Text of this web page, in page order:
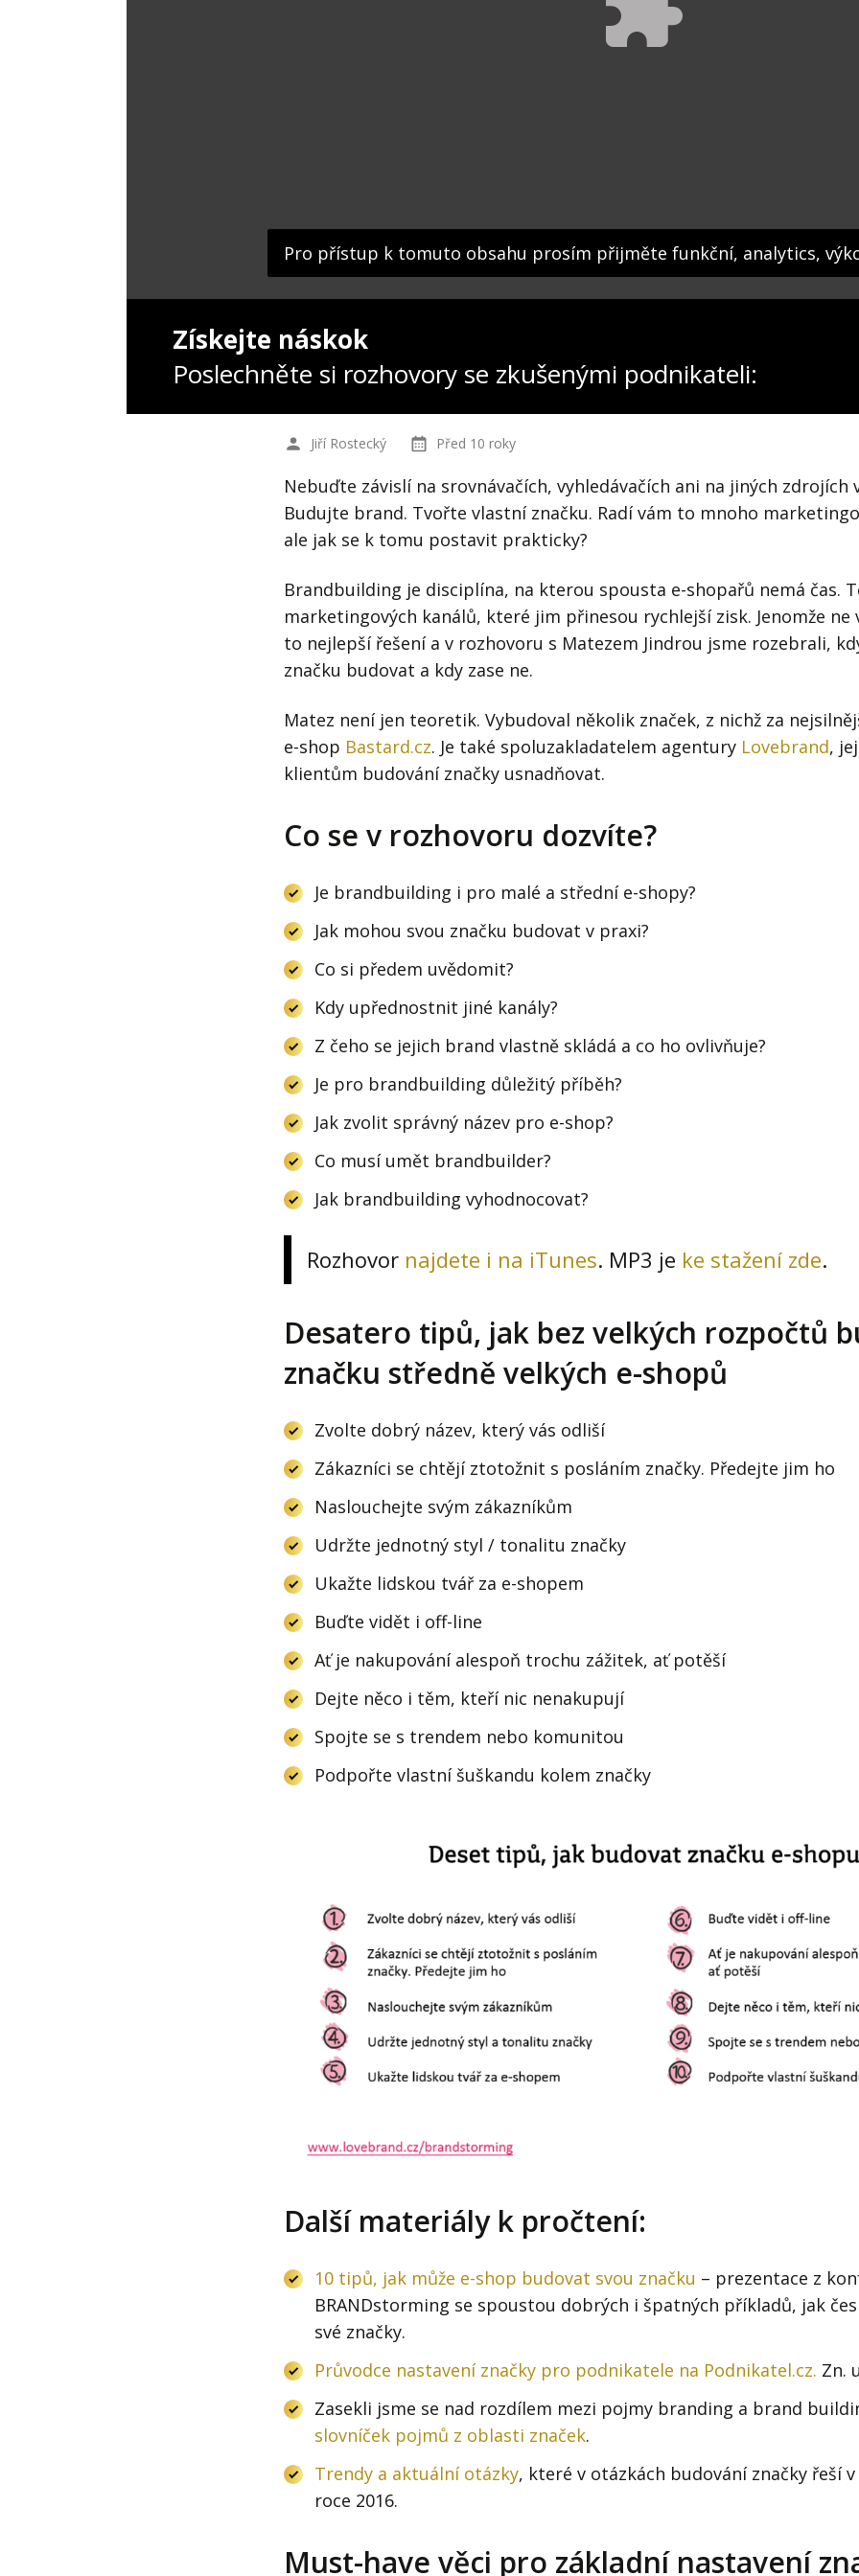
Pro přístup k tomuto obsahu prosím přijměte funkční, analytics,
Získejte náskok
Poslechněte si rozhovory se zkušenými podnikateli:
Jiří Rostecký Před 10 roky
Nebuďte závislí na srovnávačích, vyhledávačích ani na jiných zdrojích
Budujte brand. Tvořte vlastní značku. Radí vám to mnoho
ale jak se k tomu postavit prakticky?
Brandbuilding je disciplína, na kterou spousta e-shopařů nemá čas.
marketingových kanálů, které jim přinesou rychlejší zisk. Jenomže
to nejlepší řešení a v rozhovoru s Matezem Jindrou jsme rozebrali,
značku budovat a kdy zase ne.
Matez není jen teoretik. Vybudoval několik značek, z nichž za
e-shop Bastard.cz. Je také spoluzakladatelem agentury Lovebrand,
klientům budování značky usnadňovat.
Co se v rozhovoru dozvíte?
Je brandbuilding i pro malé a střední e-shopy?
Jak mohou svou značku budovat v praxi?
Co si předem uvědomit?
Kdy upřednostnit jiné kanály?
Z čeho se jejich brand vlastně skládá a co ho ovlivňuje?
Je pro brandbuilding důležitý příběh?
Jak zvolit správný název pro e-shop?
Co musí umět brandbuilder?
Jak brandbuilding vyhodnocovat?
Rozhovor najdete i na iTunes. MP3 je ke stažení zde.
Desatero tipů, jak bez velkých rozpočtů
značku středně velkých e-shopů
Zvolte dobrý název, který vás odliší
Zákazníci se chtějí ztotožnit s posláním značky. Předejte jim ho
Naslouchejte svým zákazníkům
Udržte jednotný styl / tonalitu značky
Ukažte lidskou tvář za e-shopem
Buďte vidět i off-line
Ať je nakupování alespoň trochu zážitek, ať potěší
Dejte něco i těm, kteří nic nenakupují
Spojte se s trendem nebo komunitou
Podpořte vlastní šuškandu kolem značky
Další materiály k pročtení:
10 tipů, jak může e-shop budovat svou značku – prezentace z
BRANDstorming se spoustou dobrých i špatných příkladů, jak
své značky.
Průvodce nastavení značky pro podnikatele na Podnikatel.cz. Zn.
Zasekli jsme se nad rozdílem mezi pojmy branding a brand
slovníček pojmů z oblasti značek.
Trendy a aktuální otázky, které v otázkách budování značky řeší
roce 2016.
Must-have věci pro základní nastavení